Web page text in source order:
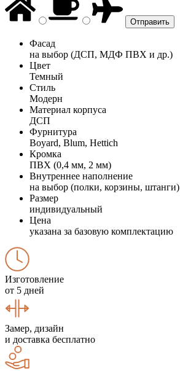
Фасад
на выбор (ДСП, МДФ ПВХ и др.)
Цвет
Темный
Стиль
Модерн
Материал корпуса
ДСП
Фурнитура
Boyard, Blum, Hettich
Кромка
ПВХ (0,4 мм, 2 мм)
Внутреннее наполнение
на выбор (полки, корзины, штанги)
Размер
индивидуальный
Цена
указана за базовую комплектацию
Изготовление
от 5 дней
Замер, дизайн
и доставка бесплатно